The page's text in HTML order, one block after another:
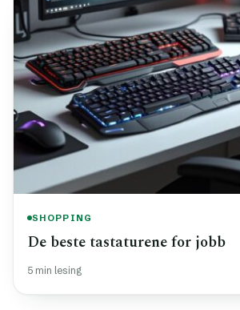
SHOPPING
De beste tastaturene for jobb
5 min lesing